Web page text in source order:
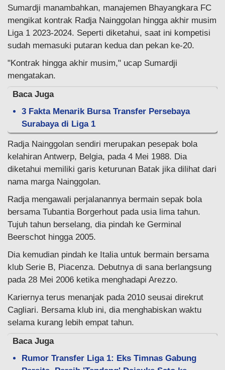
Sumardji manambahkan, manajemen Bhayangkara FC
mengikat kontrak Radja Nainggolan hingga akhir musim
Liga 1 2023-2024. Seperti diketahui, saat ini kompetisi
sudah memasuki putaran kedua dan pekan ke-20.
"Kontrak hingga akhir musim," ucap Sumardji
mengatakan.
Baca Juga
3 Fakta Menarik Bursa Transfer Persebaya
Surabaya di Liga 1
Radja Nainggolan sendiri merupakan pesepak bola
kelahiran Antwerp, Belgia, pada 4 Mei 1988. Dia
diketahui memiliki garis keturunan Batak jika dilihat dari
nama marga Nainggolan.
Radja mengawali perjalanannya bermain sepak bola
bersama Tubantia Borgerhout pada usia lima tahun.
Tujuh tahun berselang, dia pindah ke Germinal
Beerschot hingga 2005.
Dia kemudian pindah ke Italia untuk bermain bersama
klub Serie B, Piacenza. Debutnya di sana berlangsung
pada 28 Mei 2006 ketika menghadapi Arezzo.
Kariernya terus menanjak pada 2010 seusai direkrut
Cagliari. Bersama klub ini, dia menghabiskan waktu
selama kurang lebih empat tahun.
Baca Juga
Rumor Transfer Liga 1: Eks Timnas Gabung